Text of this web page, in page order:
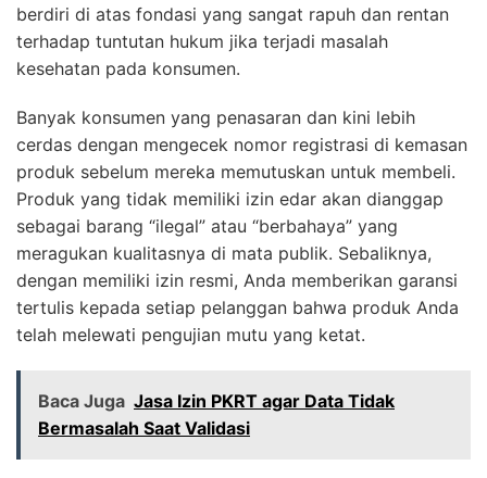
berdiri di atas fondasi yang sangat rapuh dan rentan
terhadap tuntutan hukum jika terjadi masalah
kesehatan pada konsumen.
Banyak konsumen yang penasaran dan kini lebih
cerdas dengan mengecek nomor registrasi di kemasan
produk sebelum mereka memutuskan untuk membeli.
Produk yang tidak memiliki izin edar akan dianggap
sebagai barang “ilegal” atau “berbahaya” yang
meragukan kualitasnya di mata publik. Sebaliknya,
dengan memiliki izin resmi, Anda memberikan garansi
tertulis kepada setiap pelanggan bahwa produk Anda
telah melewati pengujian mutu yang ketat.
Baca Juga Jasa Izin PKRT agar Data Tidak
Bermasalah Saat Validasi